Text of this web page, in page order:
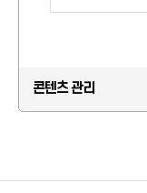
콘텐츠 관리